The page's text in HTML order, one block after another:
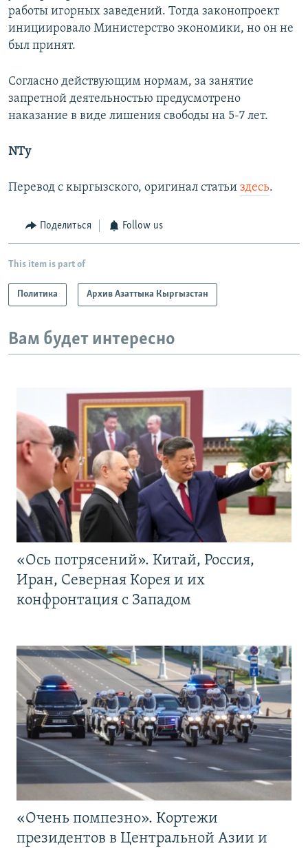
работы игорных заведений. Тогда законопроект
инициировало Министерство экономики, но он не
был принят.
Согласно действующим нормам, за занятие
запретной деятельностью предусмотрено
наказание в виде лишения свободы на 5-7 лет.
NTy
Перевод с кыргызского, оригинал статьи здесь.
Поделиться Follow us
This item is part of
Политика Архив Азаттыка Кыргызстан
Вам будет интересно
«Ось потрясений». Китай, Россия,
Иран, Северная Корея и их
конфронтация с Западом
«Очень помпезно». Кортежи
президентов в Центральной Азии и